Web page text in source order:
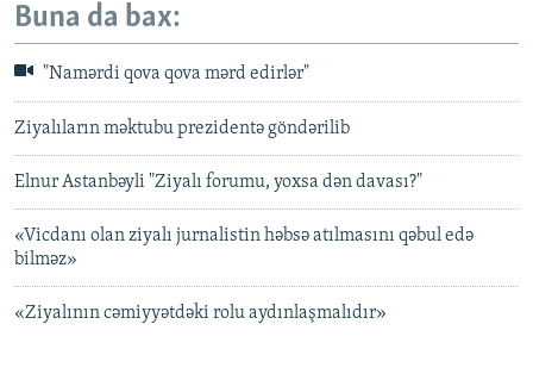
Buna da bax:
"Namərdi qova qova mərd edirlər"
Ziyalıların məktubu prezidentə göndərilib
Elnur Astanbəyli "Ziyalı forumu, yoxsa dən davası?"
«Vicdanı olan ziyalı jurnalistin həbsə atılmasını qəbul edə
bilməz»
«Ziyalının cəmiyyətdəki rolu aydınlaşmalıdır»